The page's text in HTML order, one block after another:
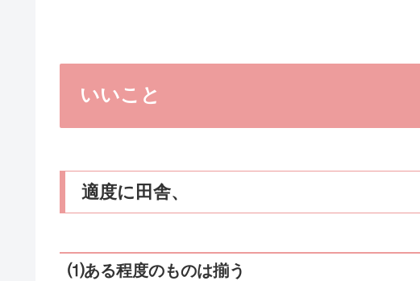
いいこと
適度に田舎、
⑴ある程度のものは揃う